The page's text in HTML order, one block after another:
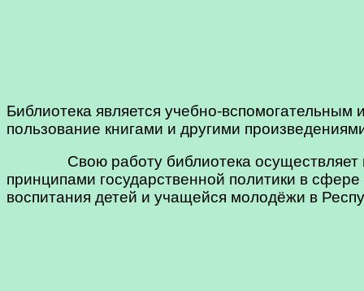
Библиотека является учебно-
пользование книгами и другими
Свою работу библиотека осуществляет и
принципами государственной политики в
воспитания детей и учащейся молодёжи в